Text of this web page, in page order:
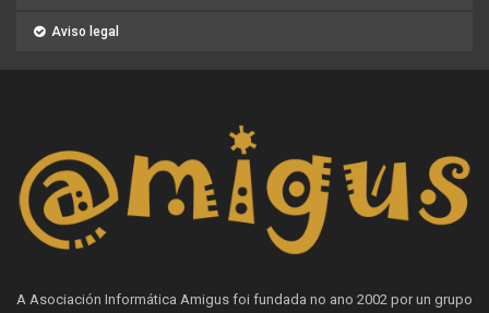
Aviso legal
A Asociación Informática Amigus foi fundada no ano 2002 por un grupo